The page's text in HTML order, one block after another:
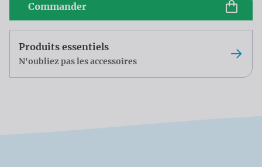
Commander
Produits essentiels
N'oubliez pas les accessoires